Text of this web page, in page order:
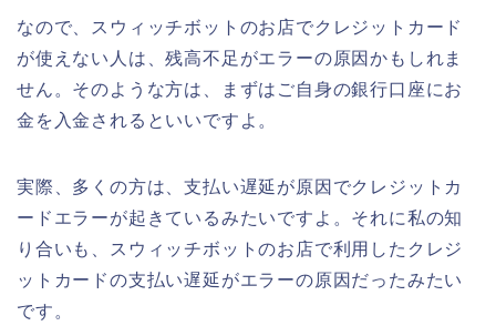
なので、スウィッチボットのお店でクレジットカード
が使えない人は、残高不足がエラーの原因かもしれま
せん。そのような方は、まずはご自身の銀行口座にお
金を入金されるといいですよ。
実際、多くの方は、支払い遅延が原因でクレジットカ
ードエラーが起きているみたいですよ。それに私の知
り合いも、スウィッチボットのお店で利用したクレジ
ットカードの支払い遅延がエラーの原因だったみたい
です。